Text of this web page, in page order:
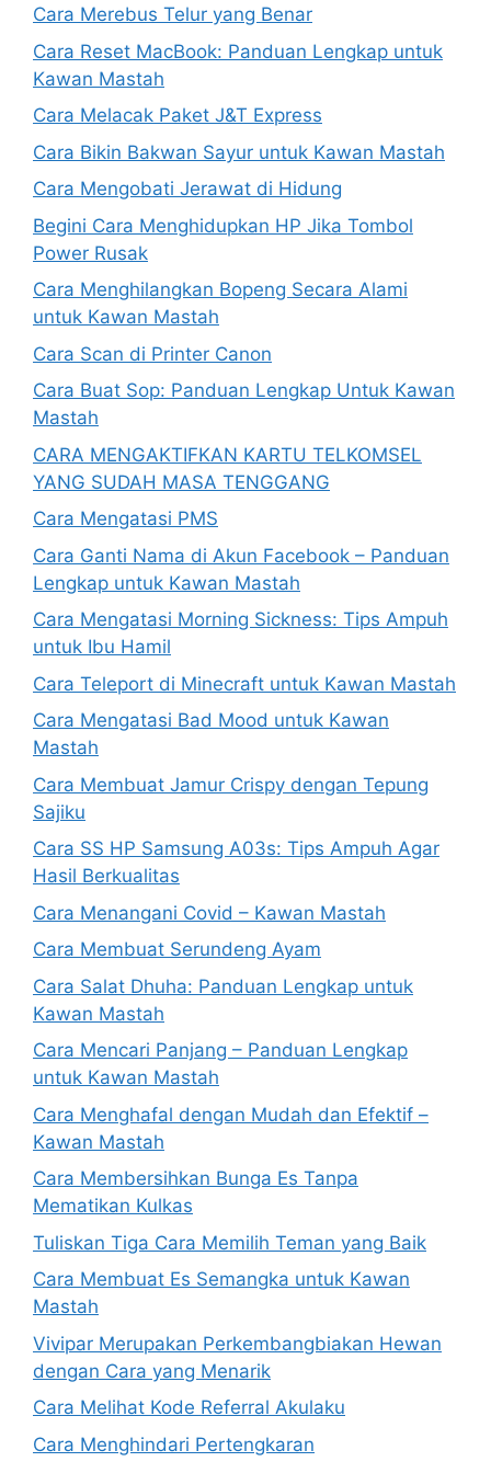
Cara Merebus Telur yang Benar
Cara Reset MacBook: Panduan Lengkap untuk
Kawan Mastah
Cara Melacak Paket J&T Express
Cara Bikin Bakwan Sayur untuk Kawan Mastah
Cara Mengobati Jerawat di Hidung
Begini Cara Menghidupkan HP Jika Tombol
Power Rusak
Cara Menghilangkan Bopeng Secara Alami
untuk Kawan Mastah
Cara Scan di Printer Canon
Cara Buat Sop: Panduan Lengkap Untuk Kawan
Mastah
CARA MENGAKTIFKAN KARTU TELKOMSEL
YANG SUDAH MASA TENGGANG
Cara Mengatasi PMS
Cara Ganti Nama di Akun Facebook – Panduan
Lengkap untuk Kawan Mastah
Cara Mengatasi Morning Sickness: Tips Ampuh
untuk Ibu Hamil
Cara Teleport di Minecraft untuk Kawan Mastah
Cara Mengatasi Bad Mood untuk Kawan
Mastah
Cara Membuat Jamur Crispy dengan Tepung
Sajiku
Cara SS HP Samsung A03s: Tips Ampuh Agar
Hasil Berkualitas
Cara Menangani Covid – Kawan Mastah
Cara Membuat Serundeng Ayam
Cara Salat Dhuha: Panduan Lengkap untuk
Kawan Mastah
Cara Mencari Panjang – Panduan Lengkap
untuk Kawan Mastah
Cara Menghafal dengan Mudah dan Efektif –
Kawan Mastah
Cara Membersihkan Bunga Es Tanpa
Mematikan Kulkas
Tuliskan Tiga Cara Memilih Teman yang Baik
Cara Membuat Es Semangka untuk Kawan
Mastah
Vivipar Merupakan Perkembangbiakan Hewan
dengan Cara yang Menarik
Cara Melihat Kode Referral Akulaku
Cara Menghindari Pertengkaran